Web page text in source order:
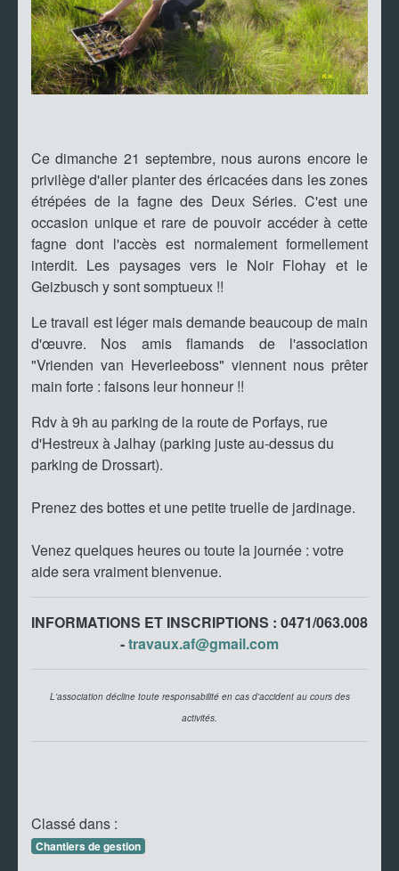
Ce dimanche 21 septembre, nous aurons encore le
privilège d'aller planter des éricacées dans les zones
étrépées de la fagne des Deux Séries. C'est une
occasion unique et rare de pouvoir accéder à cette
fagne dont l'accès est normalement formellement
interdit. Les paysages vers le Noir Flohay et le
Geizbusch y sont somptueux !!
Le travail est léger mais demande beaucoup de main
d'œuvre. Nos amis flamands de l'association
"Vrienden van Heverleeboss" viennent nous prêter
main forte : faisons leur honneur !!
Rdv à 9h au parking de la route de Porfays, rue
d'Hestreux à Jalhay (parking juste au-dessus du
parking de Drossart).
Prenez des bottes et une petite truelle de jardinage.
Venez quelques heures ou toute la journée : votre
aide sera vraiment bienvenue.
INFORMATIONS ET INSCRIPTIONS : 0471/063.008
-travaux.af@gmail.com
L'association décline toute responsabilité en cas d'accident au cours des
activités.
Classé dans :
Chantiers de gestion